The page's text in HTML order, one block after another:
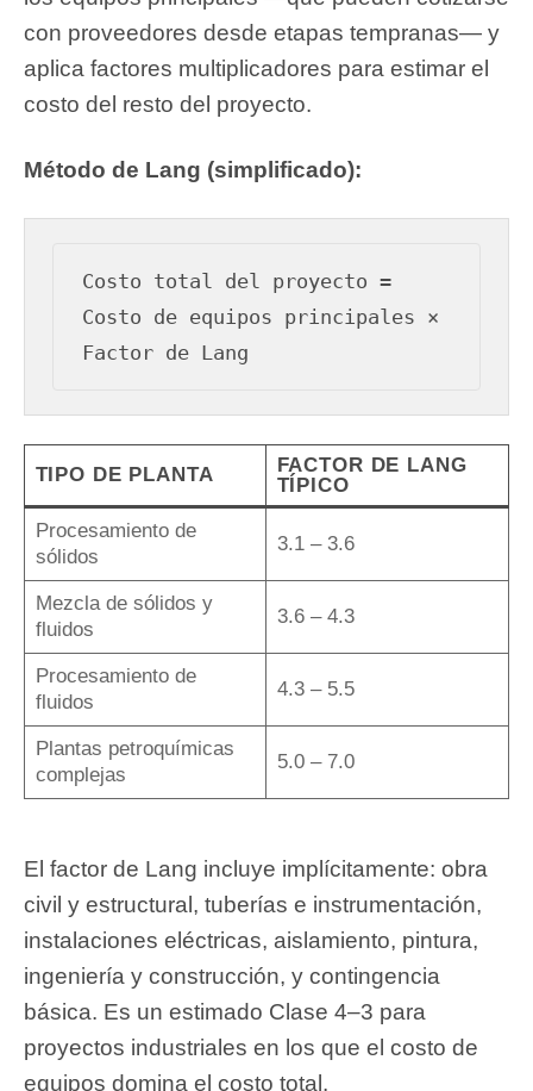
con proveedores desde etapas tempranas— y
aplica factores multiplicadores para estimar el
costo del resto del proyecto.
Método de Lang (simplificado):
Costo total del proyecto =
Costo de equipos principales ×
TIPO DE PLANTA
FACTOR DE LANG
TÍPICO
Procesamiento de
sólidos
3.1 – 3.6
Mezcla de sólidos y
fluidos
3.6 – 4.3
Procesamiento de
fluidos
4.3 – 5.5
Plantas petroquímicas
complejas
5.0 – 7.0
El factor de Lang incluye implícitamente: obra
civil y estructural, tuberías e instrumentación,
instalaciones eléctricas, aislamiento, pintura,
ingeniería y construcción, y contingencia
básica. Es un estimado Clase 4–3 para
proyectos industriales en los que el costo de
equipos domina el costo total.